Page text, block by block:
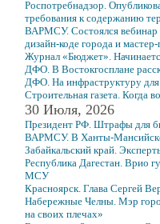
Роспотребнадзор.
требования к содержанию
ВАРМСУ. Состоялся вебинар
дизайн-коде города и
Журнал «Бюджет».
ДФО. В Востокгосплане
ДФО. На инфраструктуру для
Строительная газета. Когда
30 Июля, 2026
Президент РФ. Штрафы для
ВАРМСУ. В Ханты-Мансийске
Забайкальский край.
Республика Дагестан. Врио
МСУ
Красноярск. Глава Сергей
Набережные Челны. Мэр
на своих плечах»